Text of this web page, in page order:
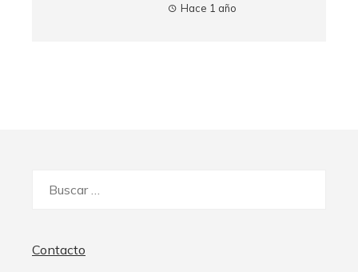
Hace 1 año
Contacto